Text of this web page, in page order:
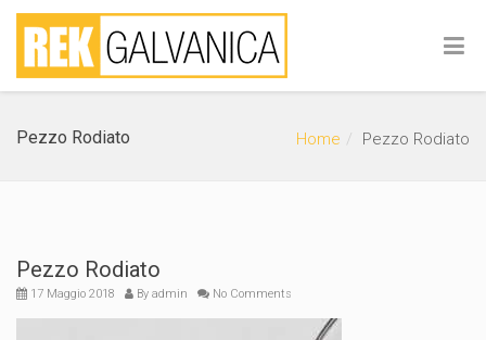
Pezzo Rodiato Home Pezzo Rodiato
Pezzo Rodiato
17 Maggio 2018 By admin No Comments